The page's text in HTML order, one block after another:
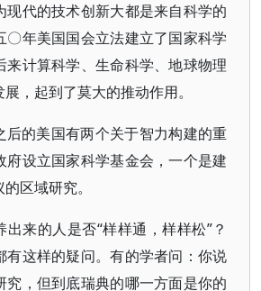
现代的技术创新大都是来自科学的
〇年美国国会立法建立了国家科学
来计算科学、生命科学、地球物理
，起到了莫大的推动作用。
后的美国有两个关于智力构建的重
府设立国家科学基金会，一个是建
区域研究。
出来的人是否“样样通，样样松”？
有这样的疑问。有的学者问：你说
究，但到底瑞典的哪一方面是你的